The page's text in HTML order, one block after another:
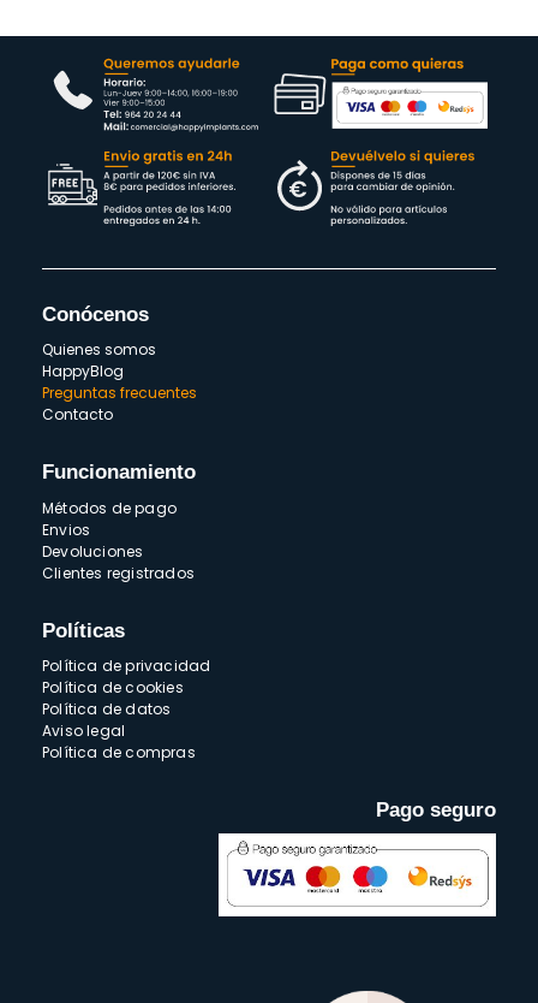
Conócenos
Quienes somos
HappyBlog
Preguntas frecuentes
Contacto
Funcionamiento
Métodos de pago
Envios
Devoluciones
Clientes registrados
Políticas
Política de privacidad
Política de cookies
Política de datos
Aviso legal
Política de compras
Pago seguro